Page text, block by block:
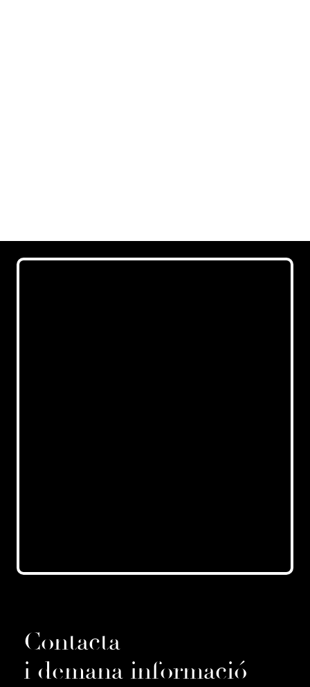
Contacta
i demana informació